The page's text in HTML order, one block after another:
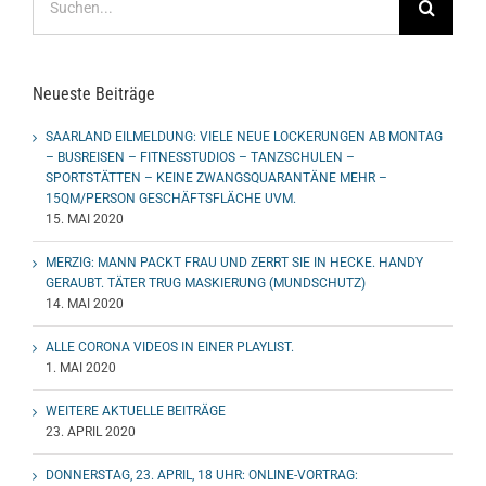
nach:
Neueste Beiträge
SAARLAND EILMELDUNG: VIELE NEUE LOCKERUNGEN AB MONTAG
– BUSREISEN – FITNESSTUDIOS – TANZSCHULEN –
SPORTSTÄTTEN – KEINE ZWANGSQUARANTÄNE MEHR –
15QM/PERSON GESCHÄFTSFLÄCHE UVM.
15. MAI 2020
MERZIG: MANN PACKT FRAU UND ZERRT SIE IN HECKE. HANDY
GERAUBT. TÄTER TRUG MASKIERUNG (MUNDSCHUTZ)
14. MAI 2020
ALLE CORONA VIDEOS IN EINER PLAYLIST.
1. MAI 2020
WEITERE AKTUELLE BEITRÄGE
23. APRIL 2020
DONNERSTAG, 23. APRIL, 18 UHR: ONLINE-VORTRAG: